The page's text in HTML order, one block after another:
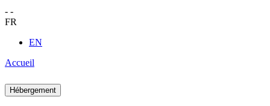
- -
FR
EN
Accueil
Hébergement